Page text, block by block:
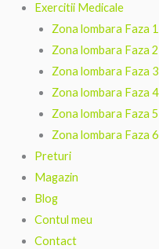
Exercitii Medicale
Zona lombara Faza 1
Zona lombara Faza 2
Zona lombara Faza 3
Zona lombara Faza 4
Zona lombara Faza 5
Zona lombara Faza 6
Preturi
Magazin
Blog
Contul meu
Contact